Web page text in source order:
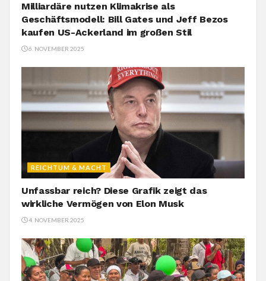
Milliardäre nutzen Klimakrise als
Geschäftsmodell: Bill Gates und Jeff Bezos
kaufen US-Ackerland im großen Stil
6. NOVEMBER 2025
REICHTUM & MACHT
Unfassbar reich? Diese Grafik zeigt das
wirkliche Vermögen von Elon Musk
4. NOVEMBER 2025